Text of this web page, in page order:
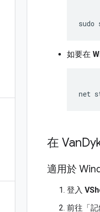
sudo
如要在
在 Van
適用於
登入
前往「記